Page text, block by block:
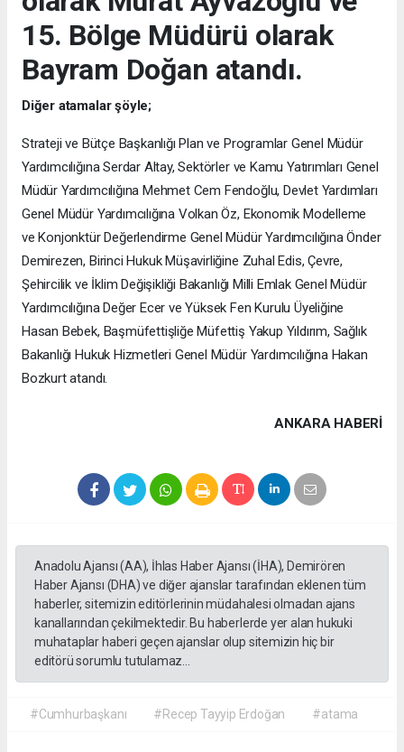
15. Bölge Müdürü olarak
Bayram Doğan atandı.
Diğer atamalar şöyle;
Strateji ve Bütçe Başkanlığı Plan ve Programlar Genel Müdür
Yardımcılığına Serdar Altay, Sektörler ve Kamu Yatırımları Genel
Müdür Yardımcılığına Mehmet Cem Fendoğlu, Devlet Yardımları
Genel Müdür Yardımcılığına Volkan Öz, Ekonomik Modelleme
ve Konjonktür Değerlendirme Genel Müdür Yardımcılığına Önder
Demirezen, Birinci Hukuk Müşavirliğine Zuhal Edis, Çevre,
Şehircilik ve İklim Değişikliği Bakanlığı Milli Emlak Genel Müdür
Yardımcılığına Değer Ecer ve Yüksek Fen Kurulu Üyeliğine
Hasan Bebek, Başmüfettişliğe Müfettiş Yakup Yıldırım, Sağlık
Bakanlığı Hukuk Hizmetleri Genel Müdür Yardımcılığına Hakan
Bozkurt atandı.
ANKARA HABERİ
Anadolu Ajansı (AA), İhlas Haber Ajansı (İHA), Demirören
Haber Ajansı (DHA) ve diğer ajanslar tarafından eklenen tüm
haberler, sitemizin editörlerinin müdahalesi olmadan ajans
kanallarından çekilmektedir. Bu haberlerde yer alan hukuki
muhataplar haberi geçen ajanslar olup sitemizin hiç bir
editörü sorumlu tutulamaz...
#Cumhurbaşkanı #Recep Tayyip Erdoğan #atama